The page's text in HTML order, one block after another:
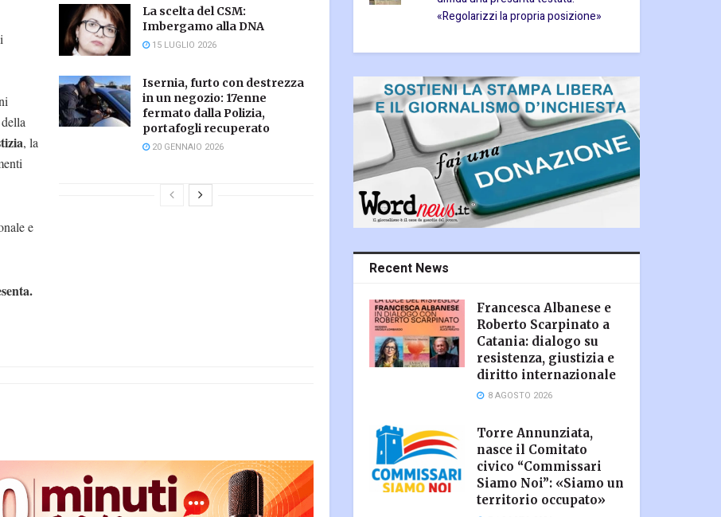
La scelta del CSM:
Imbergamo alla DNA
15 LUGLIO 2026
Isernia, furto con destrezza
in un negozio: 17enne
fermato dalla Polizia,
portafogli recuperato
20 GENNAIO 2026
, la
e
«Regolarizzi la propria posizione»
Recent News
Francesca Albanese e
Roberto Scarpinato a
Catania: dialogo su
resistenza, giustizia e
diritto internazionale
8 AGOSTO 2026
Torre Annunziata,
nasce il Comitato
civico “Commissari
Siamo Noi”: «Siamo un
territorio occupato»